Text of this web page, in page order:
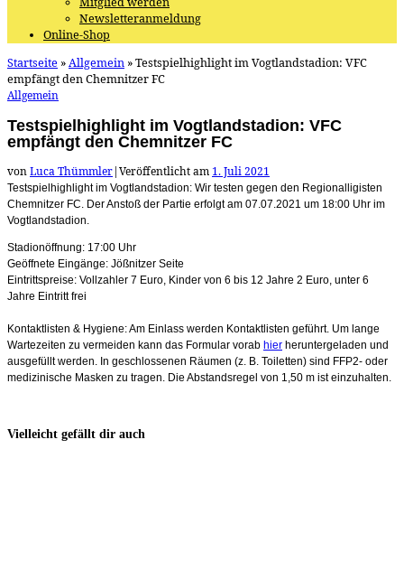
Newsletteranmeldung
Online-Shop
Startseite »Allgemein »Testspielhighlight im Vogtlandstadion: VFC
empfängt den Chemnitzer FC
Allgemein
Testspielhighlight im Vogtlandstadion: VFC
empfängt den Chemnitzer FC
vonLuca Thümmler|Veröffentlicht am 1. Juli 2021
Testspielhighlight im Vogtlandstadion: Wir testen gegen den Regionalligisten
Chemnitzer FC. Der Anstoß der Partie erfolgt am 07.07.2021 um 18:00 Uhr im
Vogtlandstadion.
Stadionöffnung: 17:00 Uhr
Geöffnete Eingänge: Jößnitzer Seite
Eintrittspreise: Vollzahler 7 Euro, Kinder von 6 bis 12 Jahre 2 Euro, unter 6
Jahre Eintritt frei
Kontaktlisten & Hygiene: Am Einlass werden Kontaktlisten geführt. Um lange
Wartezeiten zu vermeiden kann das Formular vorab hier heruntergeladen und
ausgefüllt werden. In geschlossenen Räumen (z. B. Toiletten) sind FFP2- oder
medizinische Masken zu tragen. Die Abstandsregel von 1,50 m ist einzuhalten.
Vielleicht gefällt dir auch